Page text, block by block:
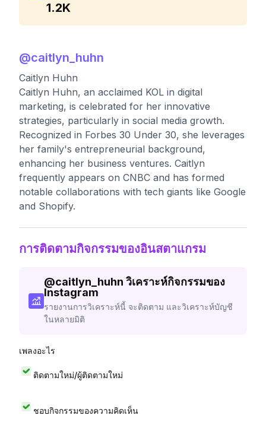
1.2K
@caitlyn_huhn
Caitlyn Huhn
Caitlyn Huhn, an acclaimed KOL in digital
marketing, is celebrated for her innovative
strategies, particularly in social media growth.
Recognized in Forbes 30 Under 30, she leverages
her family's entrepreneurial background,
enhancing her business ventures. Caitlyn
frequently appears on CNBC and has formed
notable collaborations with tech giants like Google
and Shopify.
การติดตามกิจกรรมของอินสตาแกรม
@caitlyn_huhn วิเคราะห์กิจกรรมของ
Instagram
รายงานการวิเคราะห์นี้ จะติดตาม และวิเคราะห์บัญชี
ในหลายมิติ
เพลงอะไร
ติดตามใหม่/ผู้ติดตามใหม่
ชอบกิจกรรมของความคิดเห็น